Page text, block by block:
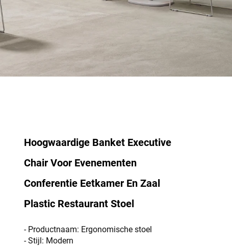
Hoogwaardige Banket Executive
Chair Voor Evenementen
Conferentie Eetkamer En Zaal
Plastic Restaurant Stoel
- Productnaam: Ergonomische stoel
- Stijl: Modern